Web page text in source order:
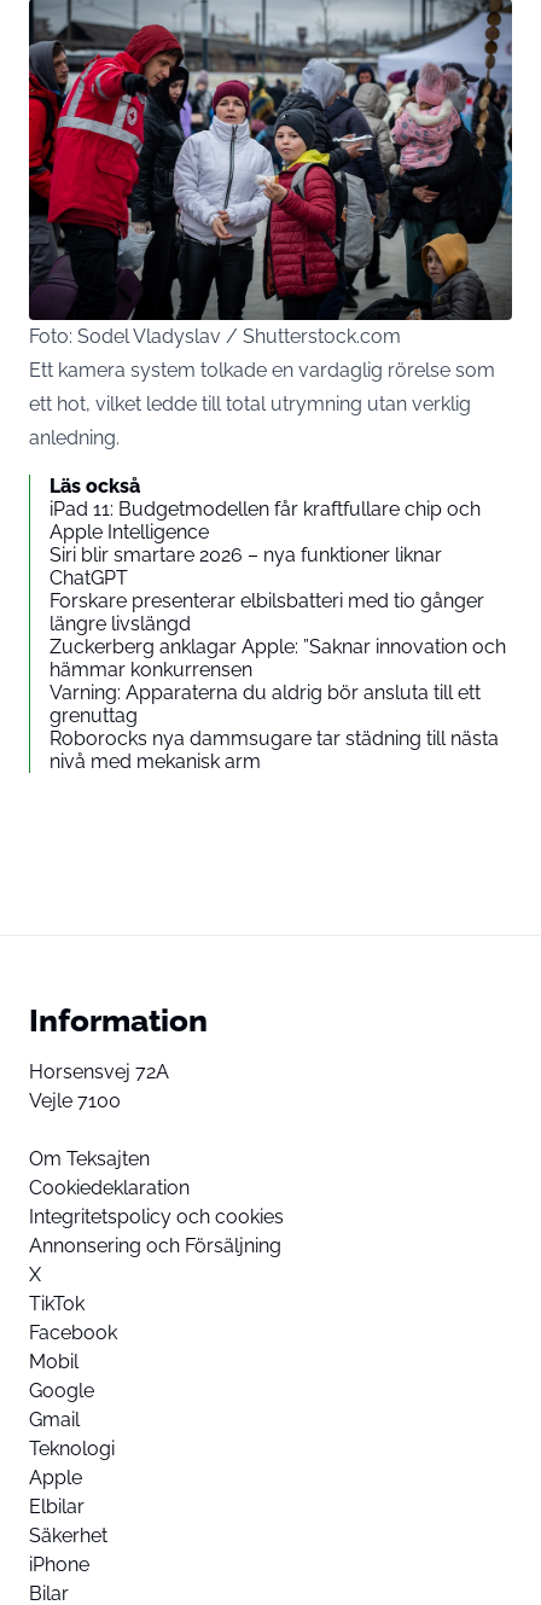
Foto: Sodel Vladyslav / Shutterstock.com
Ett kamera system tolkade en vardaglig rörelse som
ett hot, vilket ledde till total utrymning utan verklig
anledning.
Läs också
iPad 11: Budgetmodellen får kraftfullare chip och
Apple Intelligence
Siri blir smartare 2026 – nya funktioner liknar
ChatGPT
Forskare presenterar elbilsbatteri med tio gånger
längre livslängd
Zuckerberg anklagar Apple: ”Saknar innovation och
hämmar konkurrensen
Varning: Apparaterna du aldrig bör ansluta till ett
grenuttag
Roborocks nya dammsugare tar städning till nästa
nivå med mekanisk arm
Information
Horsensvej 72A
Vejle 7100
Om Teksajten
Cookiedeklaration
Integritetspolicy och cookies
Annonsering och Försäljning
X
TikTok
Facebook
Mobil
Google
Gmail
Teknologi
Apple
Elbilar
Säkerhet
iPhone
Bilar